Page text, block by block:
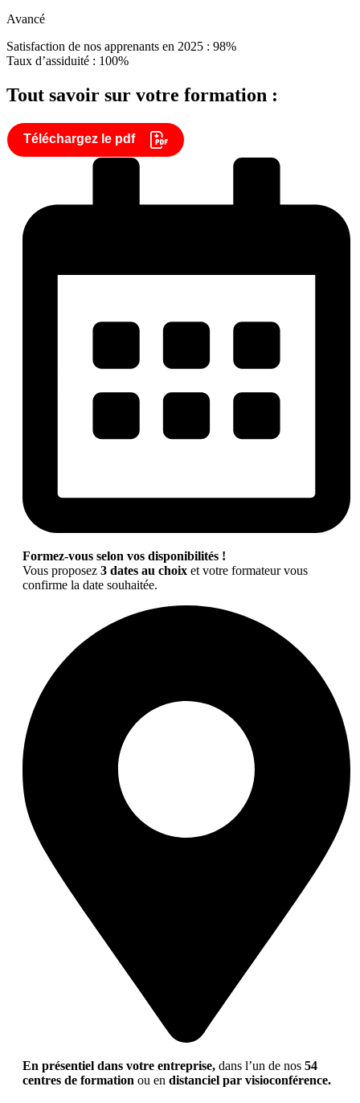
Avancé
Satisfaction de nos apprenants en 2025 : 98%
Taux d’assiduité : 100%
Tout savoir sur votre formation :
Téléchargez le pdf
Formez-vous selon vos disponibilités !
Vous proposez 3 dates au choix et votre formateur vous
confirme la date souhaitée.
En présentiel dans votre entreprise, dans l’un de nos 54
centres de formation ou en distanciel par visioconférence.